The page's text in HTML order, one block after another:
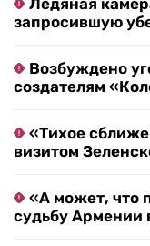
Ледяная
запросившую
Возбуждено
создателям
«Тихое
визитом
«А может, что
судьбу Армении